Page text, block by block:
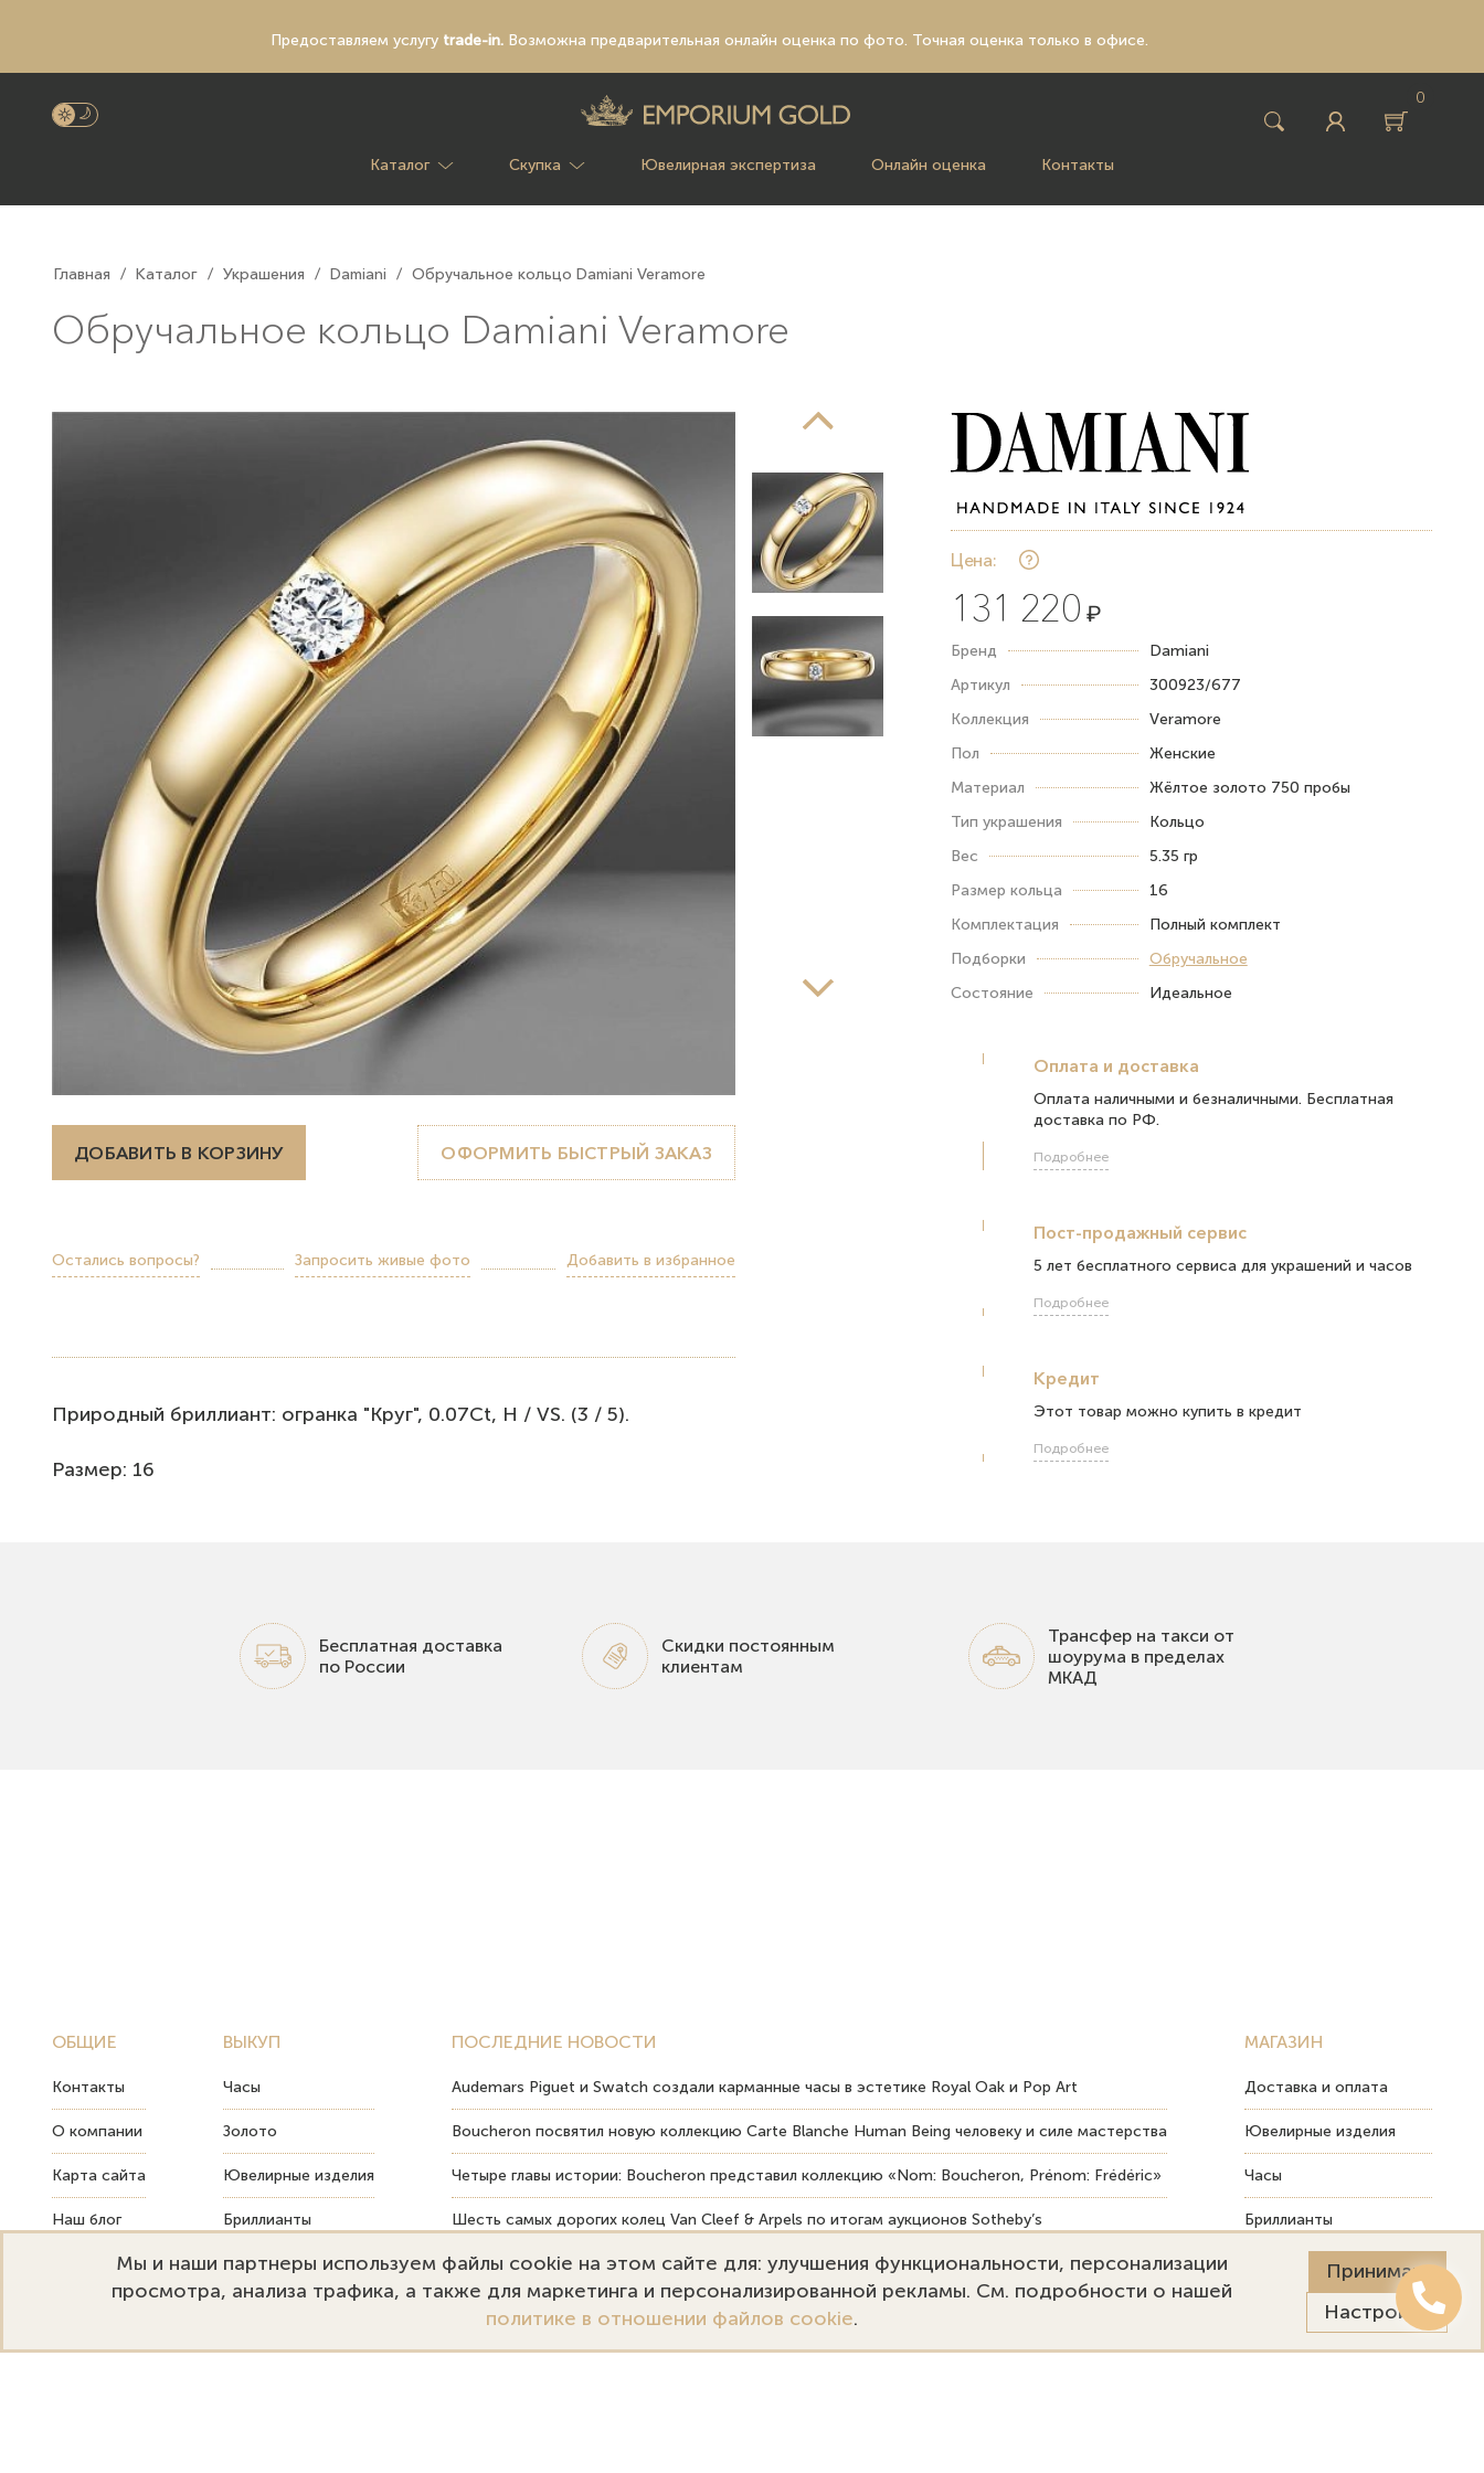
Предоставляем услугу trade-in.Возможна предварительная онлайн оценка по фото. Точная оценка только в офисе.
0
Каталог Скупка Ювелирная экспертиза Онлайн оценка Контакты
Главная / Каталог / Украшения / Damiani / Обручальное кольцо Damiani Veramore
Обручальное кольцо Damiani Veramore
ДОБАВИТЬ В КОРЗИНУ ОФОРМИТЬ БЫСТРЫЙ ЗАКАЗ
Остались вопросы? Запросить живые фото Добавить в избранное
Природный бриллиант: огранка "Круг", 0.07Ct, Н / VS. (3 / 5).
Размер: 16
Цена:
131 220 ₽
Бренд
Damiani
Артикул
300923/677
Коллекция
Vеrаmоre
Пол
Женские
Материал
Жёлтое золото 750 пробы
Тип украшения
Кольцо
Вес
5.35 гр
Размер кольца
16
Комплектация
Полный комплект
Подборки
Обручальное
Состояние
Идеальное
Оплата и доставка
Оплата наличными и безналичными. Бесплатная
доставка по РФ.
Подробнее
Пост-продажный сервис
5 лет бесплатного сервиса для украшений и часов
Подробнее
Кредит
Этот товар можно купить в кредит
Подробнее
Бесплатная доставка
по России
Скидки постоянным
клиентам
Трансфер на такси от
шоурума в пределах
МКАД
ОБЩИЕ
Контакты
О компании
Карта сайта
Наш блог
ВЫКУП
Часы
Золото
Ювелирные изделия
Бриллианты
Монеты
ПОСЛЕДНИЕ НОВОСТИ
Audemars Piguet и Swatch создали карманные часы в эстетике Royal Oak и Pop Art
Boucheron посвятил новую коллекцию Carte Blanche Human Being человеку и силе мастерства
Четыре главы истории: Boucheron представил коллекцию «Nom: Boucheron, Prénom: Frédéric»
Шесть самых дорогих колец Van Cleef & Arpels по итогам аукционов Sotheby’s
Как твердость драгоценных камней влияет на долговечность ювелирных изделий
МАГАЗИН
Доставка и оплата
Ювелирные изделия
Часы
Бриллианты
Пост-продажный сервис
Мы и наши партнеры используем файлы cookie на этом сайте для: улучшения функциональности, персонализации
просмотра, анализа трафика, а также для маркетинга и персонализированной рекламы. См. подробности о нашей
политике в отношении файлов cookie.
Принимаю
Настройки